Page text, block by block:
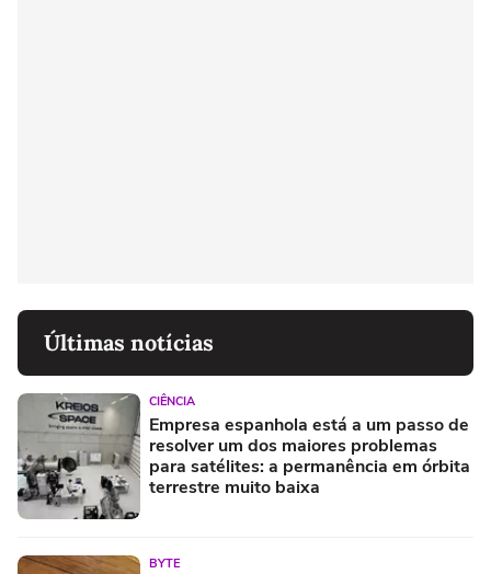
Últimas notícias
CIÊNCIA
Empresa espanhola está a um passo de
resolver um dos maiores problemas
para satélites: a permanência em órbita
terrestre muito baixa
BYTE